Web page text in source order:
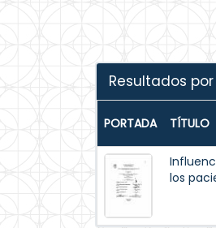
Resultados
PORTADA TÍTULO
los